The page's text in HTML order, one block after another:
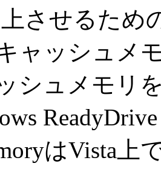
させるため
ャッシュメ
シュメモリ
はVista上